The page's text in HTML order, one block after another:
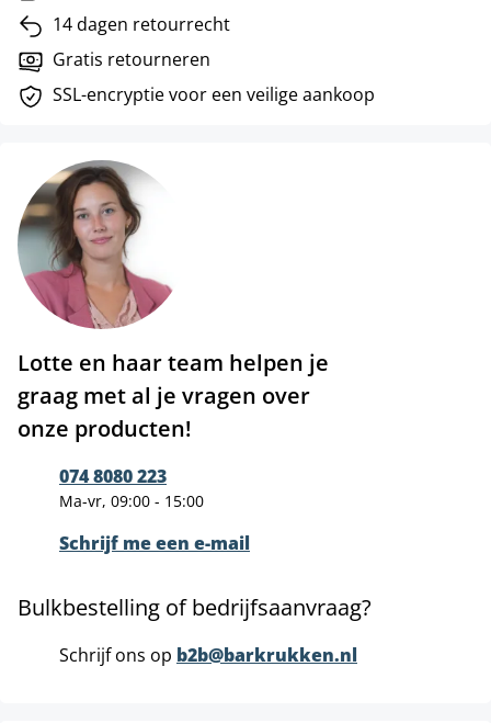
14 dagen retourrecht
Gratis retourneren
SSL-encryptie voor een veilige aankoop
Lotte en haar team helpen je
graag met al je vragen over
onze producten!
074 8080 223
Ma-vr, 09:00 - 15:00
Schrijf me een e-mail
Bulkbestelling of bedrijfsaanvraag?
Schrijf ons op b2b@barkrukken.nl